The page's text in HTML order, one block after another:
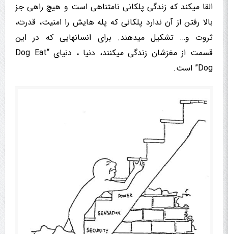
القا میکند که زندگی پلکانی نامتناهی است و هیچ راهی جز
بالا رفتن از آن ندارد پلکانی که پله هایش را امنیت، قدرت،
ثروت و… تشکیل میدهند. برای انسانهایی که در این
قسمت از مغزشان زندگی میکنند، دنیا ، دنیای “Dog Eat
Dog” است.